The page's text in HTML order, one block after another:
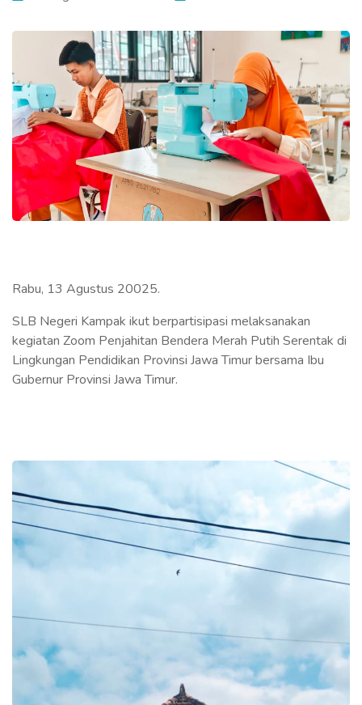
Rabu, 13 Agustus 20025.
SLB Negeri Kampak ikut berpartisipasi melaksanakan
kegiatan Zoom Penjahitan Bendera Merah Putih Serentak di
Lingkungan Pendidikan Provinsi Jawa Timur bersama Ibu
Gubernur Provinsi Jawa Timur.